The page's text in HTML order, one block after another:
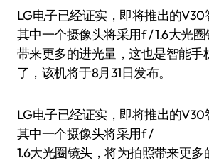
LG电子已经证实，即将推出的V30智能手机背面的
其中一个摄像头将采用f / 1.6大光
带来更多的进光量，这也是智能手
了，该机将于8月31日发布。
LG电子已经证实，即将推出的
其中一个摄像头将采用f /
1.6大光圈镜头，将为拍照带来更